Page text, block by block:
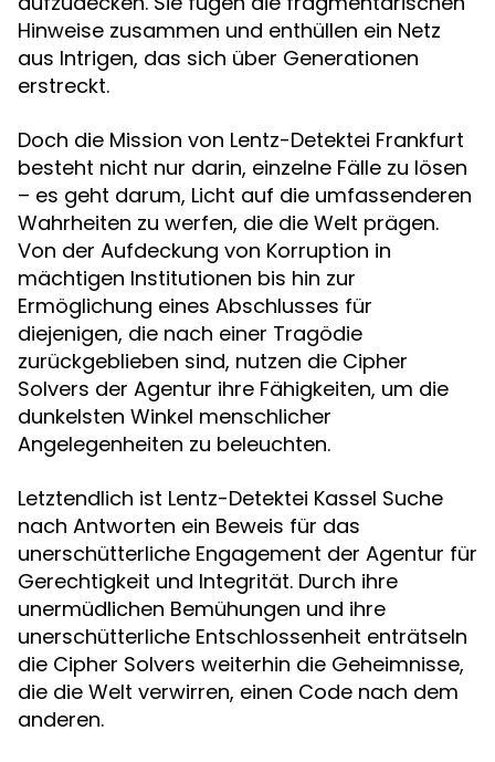
Hinweise zusammen und enthüllen ein Netz
aus Intrigen, das sich über Generationen
erstreckt.
Doch die Mission von Lentz-Detektei Frankfurt
besteht nicht nur darin, einzelne Fälle zu lösen
– es geht darum, Licht auf die umfassenderen
Wahrheiten zu werfen, die die Welt prägen.
Von der Aufdeckung von Korruption in
mächtigen Institutionen bis hin zur
Ermöglichung eines Abschlusses für
diejenigen, die nach einer Tragödie
zurückgeblieben sind, nutzen die Cipher
Solvers der Agentur ihre Fähigkeiten, um die
dunkelsten Winkel menschlicher
Angelegenheiten zu beleuchten.
Letztendlich ist Lentz-Detektei Kassel Suche
nach Antworten ein Beweis für das
unerschütterliche Engagement der Agentur für
Gerechtigkeit und Integrität. Durch ihre
unermüdlichen Bemühungen und ihre
unerschütterliche Entschlossenheit enträtseln
die Cipher Solvers weiterhin die Geheimnisse,
die die Welt verwirren, einen Code nach dem
anderen.